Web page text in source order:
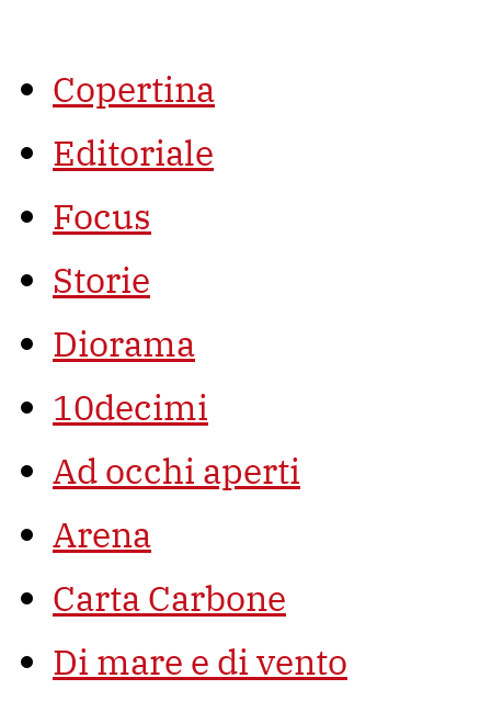
Copertina
Editoriale
Focus
Storie
Diorama
10decimi
Ad occhi aperti
Arena
Carta Carbone
Di mare e di vento